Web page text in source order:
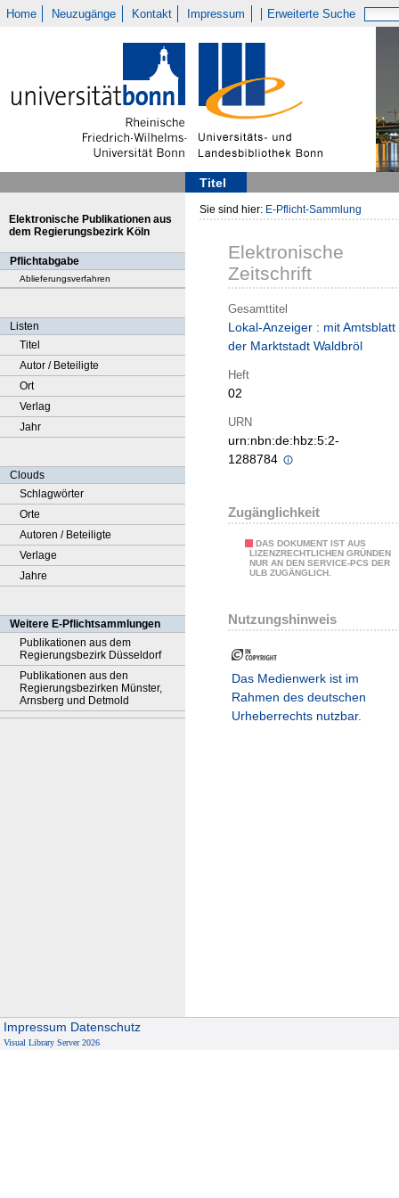
Home Neuzugänge Kontakt Impressum Erweiterte Suche
Titel
Elektronische Publikationen aus
dem Regierungsbezirk Köln
Pflichtabgabe
Ablieferungsverfahren
Listen
Titel
Autor / Beteiligte
Ort
Verlag
Jahr
Clouds
Schlagwörter
Orte
Autoren / Beteiligte
Verlage
Jahre
Weitere E-Pflichtsammlungen
Publikationen aus dem
Regierungsbezirk Düsseldorf
Publikationen aus den
Regierungsbezirken Münster,
Arnsberg und Detmold
Sie sind hier: E-Pflicht-Sammlung
Elektronische
Zeitschrift
Gesamttitel
Lokal-Anzeiger : mit Amtsblatt
der Marktstadt Waldbröl
Heft
02
URN
urn:nbn:de:hbz:5:2-
1288784
Zugänglichkeit
DAS DOKUMENT IST AUS
LIZENZRECHTLICHEN GRÜNDEN
NUR AN DEN SERVICE-PCS DER
ULB ZUGÄNGLICH.
Nutzungshinweis
Das Medienwerk ist im
Rahmen des deutschen
Urheberrechts nutzbar.
Impressum Datenschutz
Visual Library Server 2026